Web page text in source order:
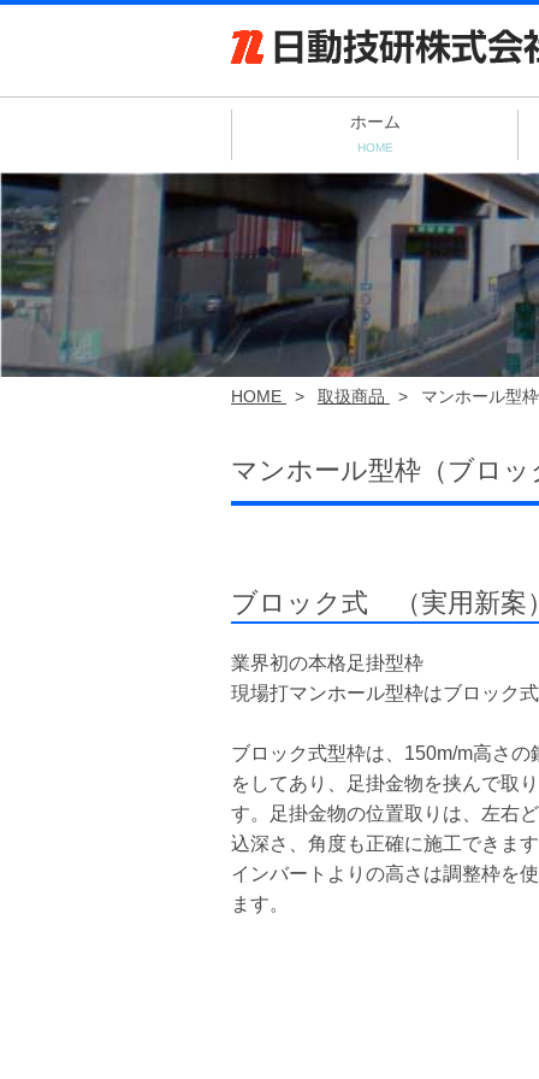
ホーム
HOME
HOME > 取扱商品 > マンホール型
マンホール型枠（ブロッ
ブロック式 （実用新案
業界初の本格足掛型枠
現場打マンホール型枠はブロック
ブロック式型枠は、150m/m高さ
をしてあり、足掛金物を挟んで取
す。足掛金物の位置取りは、左右
込深さ、角度も正確に施工できま
インバートよりの高さは調整枠を
ます。